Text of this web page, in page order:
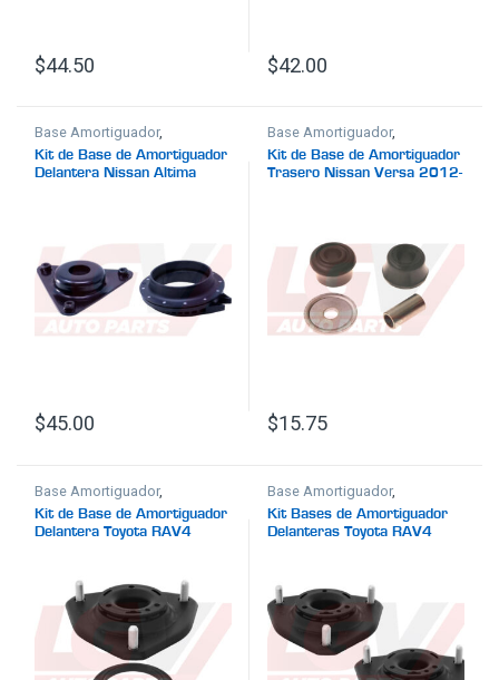
$44.50 $42.00
Base Amortiguador,
Suspensión
Kit de Base de Amortiguador
Delantera Nissan Altima
$45.00
Base Amortiguador,
Suspensión
Kit de Base de Amortiguador
Trasero Nissan Versa 2012-
$15.75
Base Amortiguador,
Suspensión
Kit de Base de Amortiguador
Delantera Toyota RAV4
Base Amortiguador,
Suspensión
Kit Bases de Amortiguador
Delanteras Toyota RAV4